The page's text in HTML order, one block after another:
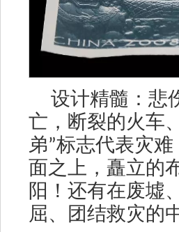
设计精髓：悲
亡，断裂的火车
弟”标志代表灾
面之上，矗立的
阳！还有在废墟
屈、团结救灾的